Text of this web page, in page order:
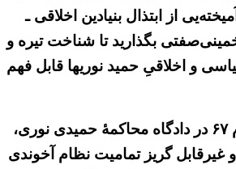
از ابتذال بنیادین اخلاقی ـ
بگذارید تا شناخت تیره و
و اخلاقیِ حمید نوریها قابل فهم
۸ ـ تمرکز بر قتل‌عام ۶۷ در دادگاه محاکمهٔ حمیدی نوری،
و غیرقابل گریز تمامیت نظام آخوندی